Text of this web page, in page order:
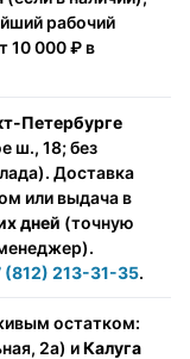
рабочий
10 000 ₽ в
Петербурге
ш., 18; без
Доставка
или выдача в
дней (точную
(812) 213-31-35.
остатком:
2а) иКалуга